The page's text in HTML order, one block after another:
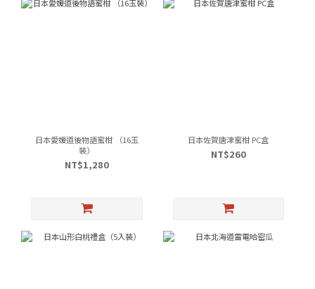
日本愛媛道後物語蜜柑 （16玉
裝）
NT$1,280
日本佐賀唐津蜜柑 PC盒
NT$260